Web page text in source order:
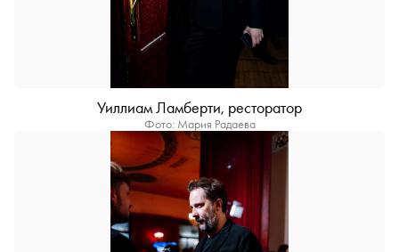
Уиллиам Ламберти, ресторатор
Фото: Мария Радаева